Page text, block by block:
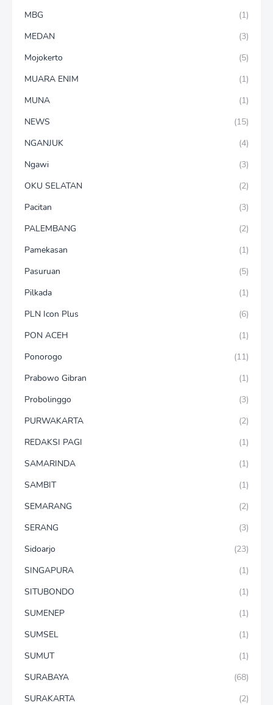
MBG
(1)
MEDAN
(3)
Mojokerto
(5)
MUARA ENIM
(1)
MUNA
(1)
NEWS
(15)
NGANJUK
(4)
Ngawi
(3)
OKU SELATAN
(2)
Pacitan
(3)
PALEMBANG
(2)
Pamekasan
(1)
Pasuruan
(5)
Pilkada
(1)
PLN Icon Plus
(6)
PON ACEH
(1)
Ponorogo
(11)
Prabowo Gibran
(1)
Probolinggo
(3)
PURWAKARTA
(2)
REDAKSI PAGI
(1)
SAMARINDA
(1)
SAMBIT
(1)
SEMARANG
(2)
SERANG
(3)
Sidoarjo
(23)
SINGAPURA
(1)
SITUBONDO
(1)
SUMENEP
(1)
SUMSEL
(1)
SUMUT
(1)
SURABAYA
(68)
SURAKARTA
(2)